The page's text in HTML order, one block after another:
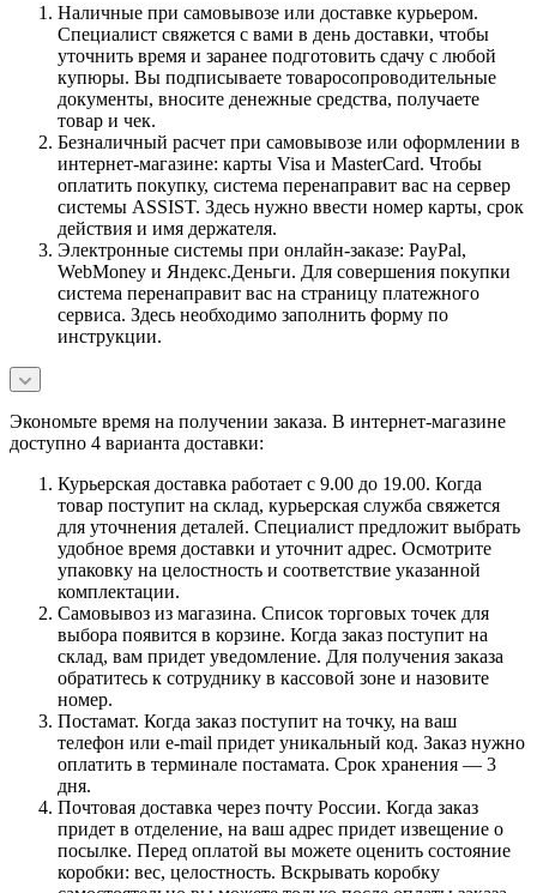
Наличные при самовывозе или доставке курьером.
Специалист свяжется с вами в день доставки, чтобы
уточнить время и заранее подготовить сдачу с любой
купюры. Вы подписываете товаросопроводительные
документы, вносите денежные средства, получаете
товар и чек.
Безналичный расчет при самовывозе или оформлении в
интернет-магазине: карты Visa и MasterCard. Чтобы
оплатить покупку, система перенаправит вас на сервер
системы ASSIST. Здесь нужно ввести номер карты, срок
действия и имя держателя.
Электронные системы при онлайн-заказе: PayPal,
WebMoney и Яндекс.Деньги. Для совершения покупки
система перенаправит вас на страницу платежного
сервиса. Здесь необходимо заполнить форму по
инструкции.
Экономьте время на получении заказа. В интернет-магазине
доступно 4 варианта доставки:
Курьерская доставка работает с 9.00 до 19.00. Когда
товар поступит на склад, курьерская служба свяжется
для уточнения деталей. Специалист предложит выбрать
удобное время доставки и уточнит адрес. Осмотрите
упаковку на целостность и соответствие указанной
комплектации.
Самовывоз из магазина. Список торговых точек для
выбора появится в корзине. Когда заказ поступит на
склад, вам придет уведомление. Для получения заказа
обратитесь к сотруднику в кассовой зоне и назовите
номер.
Постамат. Когда заказ поступит на точку, на ваш
телефон или e-mail придет уникальный код. Заказ нужно
оплатить в терминале постамата. Срок хранения — 3
дня.
Почтовая доставка через почту России. Когда заказ
придет в отделение, на ваш адрес придет извещение о
посылке. Перед оплатой вы можете оценить состояние
коробки: вес, целостность. Вскрывать коробку